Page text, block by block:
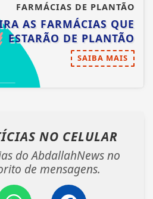
FARMÁCIAS DE PLANTÃO
AS FARMÁCIAS QUE
ESTARÃO DE PLANTÃO
SAIBA MAIS
NO CELULAR
do AbdallahNews no
de mensagens.